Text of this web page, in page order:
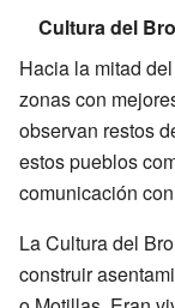
Cultura del
Hacia la mitad
zonas con
observan restos
estos pueblos
comunicación
La Cultura del
construir